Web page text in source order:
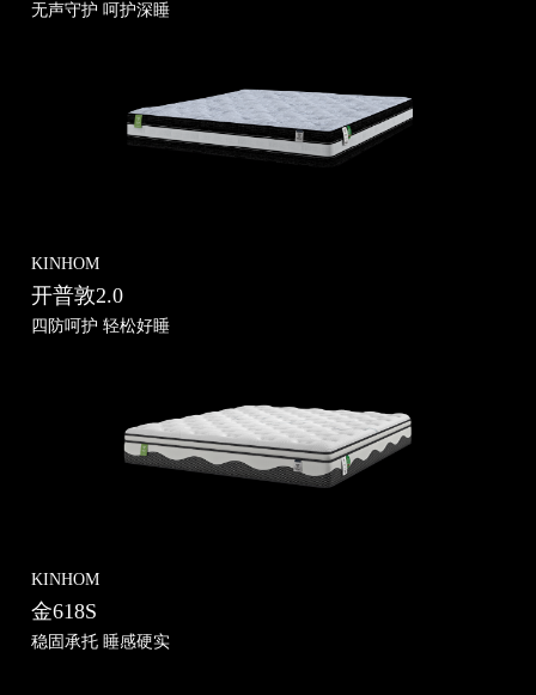
无声守护 呵护深睡
KINHOM
开普敦2.0
四防呵护 轻松好睡
KINHOM
金618S
稳固承托 睡感硬实